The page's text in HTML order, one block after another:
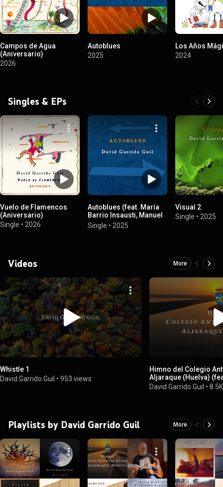
Campos de Agua
(Aniversario)
2026
Autoblues
2025
Los Años
2024
Singles & EPs
Vuelo de Flamencos
(Aniversario)
Single • 2026
Autoblues (feat. María
Barrio Insausti, Manuel
Galán, Carlos Beceiro &
Joaquín Pardinilla)
Single • 2025
Visual 2
Single • 2025
Videos More
Whistle 1
David Garrido Guil • 953 views
Himno del Colegio
Aljaraque (Huelva)
María Barrio Insausti,
David Garrido Guil •
Playlists by David Garrido Guil More